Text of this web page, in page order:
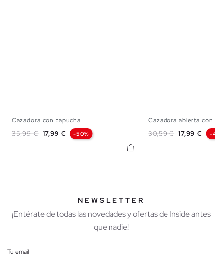
Cazadora con capucha
Precio base
35,99 € Precio
17,99 € -50%
Cazadora abierta con
Precio base
30,59 € Precio
17,99 € -
NEWSLETTER
¡Entérate de todas las novedades y ofertas de Inside antes
que nadie!
Tu email